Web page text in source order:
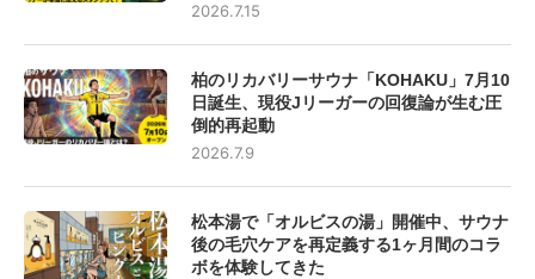
2026.7.15
柏のリカバリーサウナ「KOHAKU」7月10
日誕生、現役Jリーガーの回復論が生む圧
倒的再起動
2026.7.9
松本湯で「オルビスの湯」開催中、サウナ
後の毛穴ケアを再定義する1ヶ月間のコラ
ボを体験してきた